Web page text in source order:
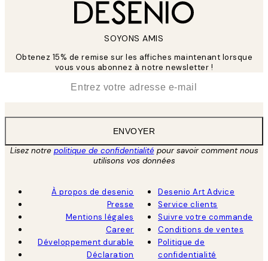
SOYONS AMIS
Obtenez 15% de remise sur les affiches maintenant lorsque
vous vous abonnez à notre newsletter !
ENVOYER
Lisez notre politique de confidentialitépour savoir comment nous
utilisons vos données
À propos de desenio
Presse
Mentions légales
Career
Développement durable
Déclaration
Desenio Art Advice
Service clients
Suivre votre commande
Conditions de ventes
Politique de
confidentialité